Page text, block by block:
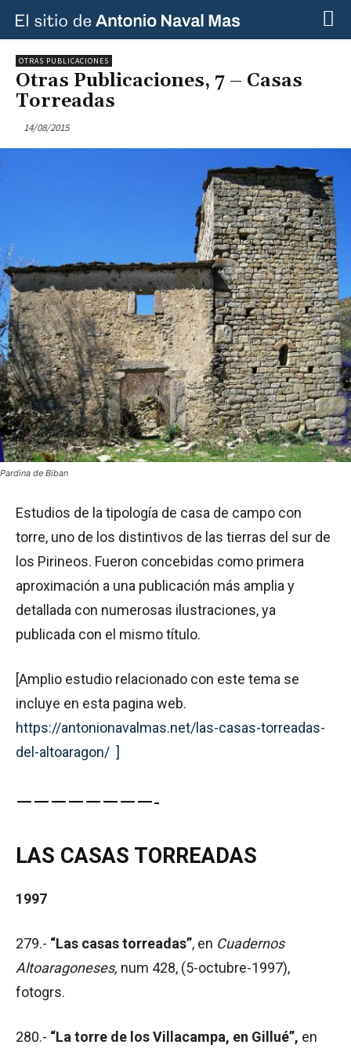
OTRAS PUBLICACIONES
Otras Publicaciones, 7 – Casas
Torreadas
14/08/2015
Pardina de Biban
Estudios de la tipología de casa de campo con
torre, uno de los distintivos de las tierras del sur de
los Pirineos. Fueron concebidas como primera
aproximación a una publicación más amplia y
detallada con numerosas ilustraciones, ya
publicada con el mismo título.
[Amplio estudio relacionado con este tema se
incluye en esta pagina web.
https://antonionavalmas.net/las-casas-torreadas-
del-altoaragon/ ]
————————-
LAS CASAS TORREADAS
1997
279.- “Las casas torreadas”, en Cuadernos
Altoaragoneses, num 428, (5-octubre-1997),
fotogrs.
280.- “La torre de los Villacampa, en Gillué”, en